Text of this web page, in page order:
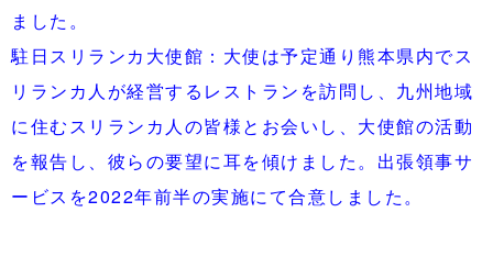
ました。
駐日スリランカ大使館：大使は予定通り熊本県内でス
リランカ人が経営するレストランを訪問し、九州地域
に住むスリランカ人の皆様とお会いし、大使館の活動
を報告し、彼らの要望に耳を傾けました。出張領事サ
ービスを2022年前半の実施にて合意しました。